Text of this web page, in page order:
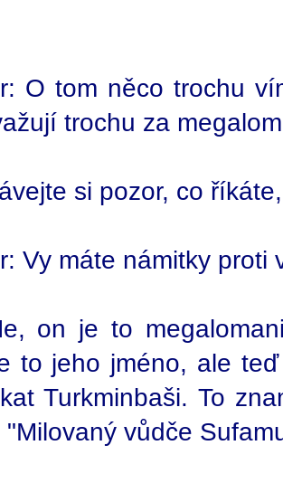
O tom něco trochu
trochu za
si pozor, co
Vy máte námitky proti
on je to
to jeho jméno, ale
Turkminbaši. To
vůdče